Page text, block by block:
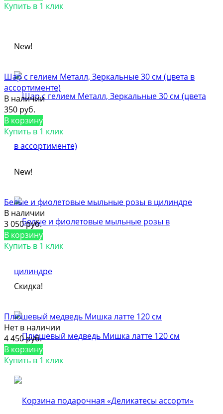
Купить в 1 клик
New!
Шар с гелием Металл, Зеркальные 30 см (цвета в
ассортименте)
В наличии
350 руб.
В корзину
Купить в 1 клик
New!
Белые и фиолетовые мыльные розы в цилиндре
В наличии
3 050 руб.
В корзину
Купить в 1 клик
Скидка!
Плюшевый медведь Мишка латте 120 см
Нет в наличии
4 450 руб.
В корзину
Купить в 1 клик